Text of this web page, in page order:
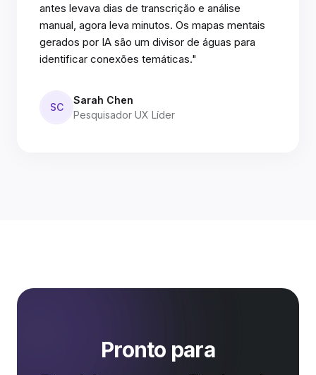
antes levava dias de transcrição e análise
manual, agora leva minutos. Os mapas mentais
gerados por IA são um divisor de águas para
identificar conexões temáticas."
SC
Sarah Chen
Pesquisador UX Líder
Pronto para